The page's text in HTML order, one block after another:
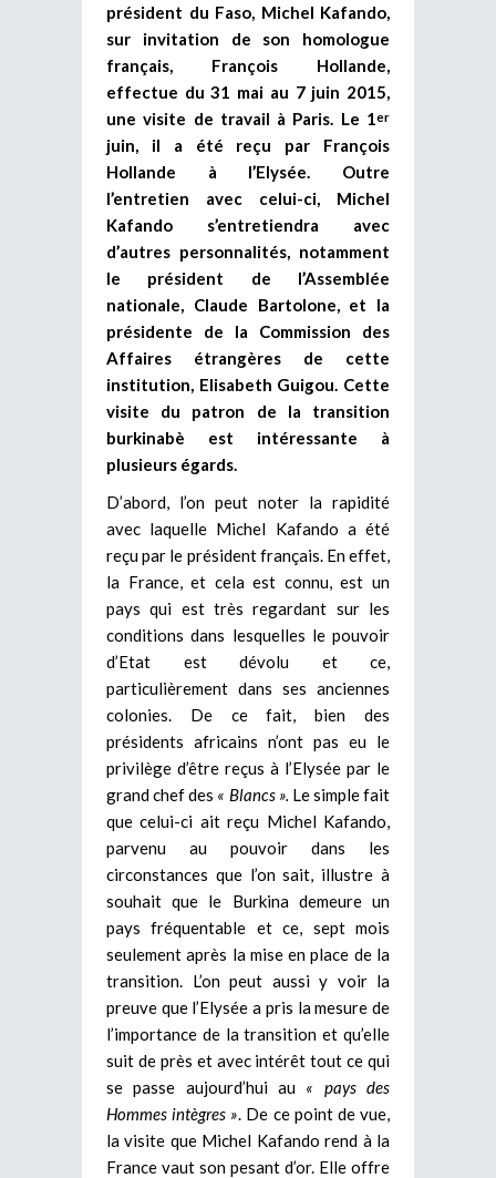
président du Faso, Michel Kafando,
sur invitation de son homologue
français, François Hollande,
effectue du 31 mai au 7 juin 2015,
une visite de travail à Paris. Le 1 er
juin, il a été reçu par François
Hollande à l’Elysée. Outre
l’entretien avec celui-ci, Michel
Kafando s’entretiendra avec
d’autres personnalités, notamment
le président de l’Assemblée
nationale, Claude Bartolone, et la
présidente de la Commission des
Affaires étrangères de cette
institution, Elisabeth Guigou. Cette
visite du patron de la transition
burkinabè est intéressante à
plusieurs égards.
D’abord, l’on peut noter la rapidité
avec laquelle Michel Kafando a été
reçu par le président français. En effet,
la France, et cela est connu, est un
pays qui est très regardant sur les
conditions dans lesquelles le pouvoir
d’Etat est dévolu et ce,
particulièrement dans ses anciennes
colonies. De ce fait, bien des
présidents africains n’ont pas eu le
privilège d’être reçus à l’Elysée par le
grand chef des « Blancs ». Le simple fait
que celui-ci ait reçu Michel Kafando,
parvenu au pouvoir dans les
circonstances que l’on sait, illustre à
souhait que le Burkina demeure un
pays fréquentable et ce, sept mois
seulement après la mise en place de la
transition. L’on peut aussi y voir la
preuve que l’Elysée a pris la mesure de
l’importance de la transition et qu’elle
suit de près et avec intérêt tout ce qui
se passe aujourd’hui au « pays des
Hommes intègres » . De ce point de vue,
la visite que Michel Kafando rend à la
France vaut son pesant d’or. Elle offre